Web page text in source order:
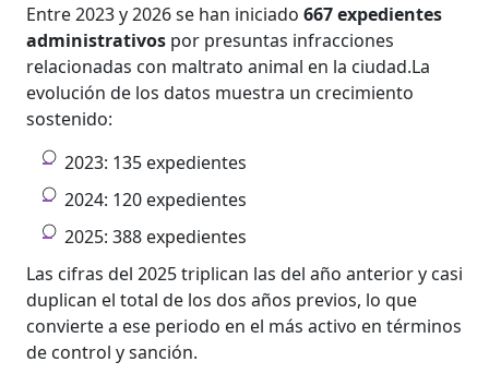
Entre 2023 y 2026 se han iniciado 667 expedientes
administrativos por presuntas infracciones
relacionadas con maltrato animal en la ciudad.La
evolución de los datos muestra un crecimiento
sostenido:
2023: 135 expedientes
2024: 120 expedientes
2025: 388 expedientes
Las cifras del 2025 triplican las del año anterior y casi
duplican el total de los dos años previos, lo que
convierte a ese periodo en el más activo en términos
de control y sanción.